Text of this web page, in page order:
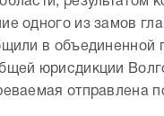
одного из замов
в объединенной
юрисдикции
отправлена